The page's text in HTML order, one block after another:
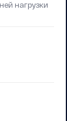
нагрузки